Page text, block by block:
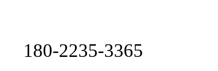
180-2235-3365